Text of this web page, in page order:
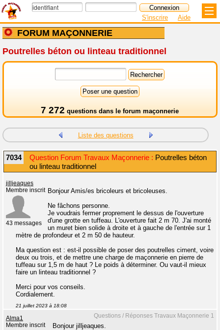
FORUM MAÇONNERIE
S'inscrire Aide
Poutrelles béton ou linteau traditionnel
7 272 questions dans le forum maçonnerie
Liste des questions
7034 Question Forum Travaux Maçonnerie : Poutrelles béton
ou linteau traditionnel
jilljeaques
Membre inscrit
43 messages
Bonjour Amis/es bricoleurs et bricoleuses.
Ne fâchons personne.
Je voudrais fermer proprement le dessus de l'ouverture
d'une grotte en tuffeau. L'ouverture fait 2 m 70. J'ai monté
un muret bien solide à droite et à gauche de l'entrée sur 1
mètre de profondeur et 2 m 50 de hauteur.
Ma question est : est-il possible de poser des poutrelles ciment, voire
deux ou trois, et de mettre une charge de maçonnerie en pierre de
tuffeau sur 1,5 m de haut ? Le poids à déterminer. Ou vaut-il mieux
faire un linteau traditionnel ?
Merci pour vos conseils.
Cordialement.
21 juillet 2023 à 18:08
Questions / Réponses Travaux Maçonnerie 1
Alma1
Membre inscrit
Bonjour jilljeaques.